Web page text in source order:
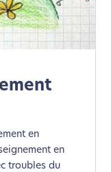
en
en
troubles du